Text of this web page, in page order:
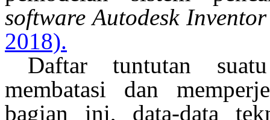
software Autodesk Inventor
2018).
Daftar tuntutan
membatasi dan
bagian ini, data-data